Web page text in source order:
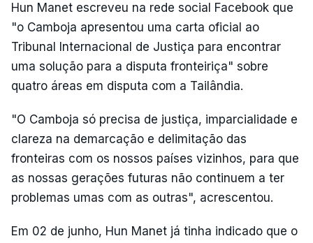
Hun Manet escreveu na rede social Facebook que
"o Camboja apresentou uma carta oficial ao
Tribunal Internacional de Justiça para encontrar
uma solução para a disputa fronteiriça" sobre
quatro áreas em disputa com a Tailândia.
"O Camboja só precisa de justiça, imparcialidade e
clareza na demarcação e delimitação das
fronteiras com os nossos países vizinhos, para que
as nossas gerações futuras não continuem a ter
problemas umas com as outras", acrescentou.
Em 02 de junho, Hun Manet já tinha indicado que o